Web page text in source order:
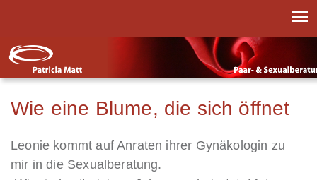
Wie eine Blume, die sich öffnet
Leonie kommt auf Anraten ihrer Gynäkologin zu
mir in die Sexualberatung.